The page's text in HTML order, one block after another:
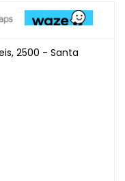
2500 - Santa